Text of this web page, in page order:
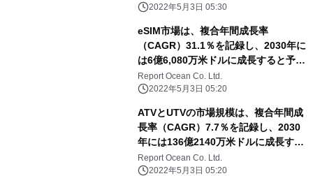
2022年5月3日 05:30
eSIM市場は、複合年間成長率
（CAGR）31.1％を記録し、2030年に
は6億6,080万米ドルに成長すると予測
される
Report Ocean Co. Ltd.
2022年5月3日 05:20
ATVとUTVの市場規模は、複合年間成
長率（CAGR）7.7％を記録し、2030
年には136億2140万米ドルに成長する
と予測される
Report Ocean Co. Ltd.
2022年5月3日 05:20